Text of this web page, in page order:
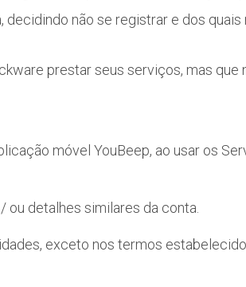
não se registrar e dos quais
prestar seus serviços, mas que
móvel YouBeep, ao usar os
ou detalhes similares da conta.
exceto nos termos